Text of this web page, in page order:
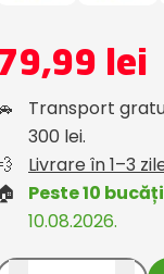
compari.ro
79,99 lei
Transport
300 lei.
Livrare în 1–3
🏠
Peste 10
10.08.2026.